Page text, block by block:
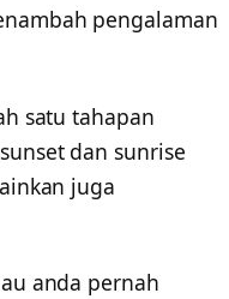
pengalaman
satu tahapan
dan sunrise
juga
anda pernah